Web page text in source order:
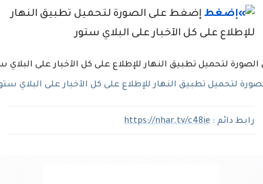
إضغط على الصورة لتحميل تطبيق النهار
للإطلاع على كل الآخبار على البلاي ستور
لتحميل تطبيق النهار للإطلاع على كل الآخبار على البلاي
رابط دائم : https://nhar.tv/c48ie